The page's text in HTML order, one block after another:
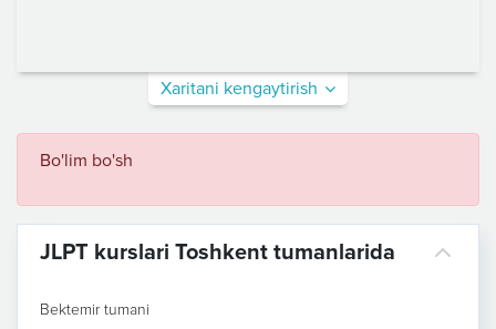
Xaritani kengaytirish
Bo'lim bo'sh
JLPT kurslari Toshkent tumanlarida
Bektemir tumani